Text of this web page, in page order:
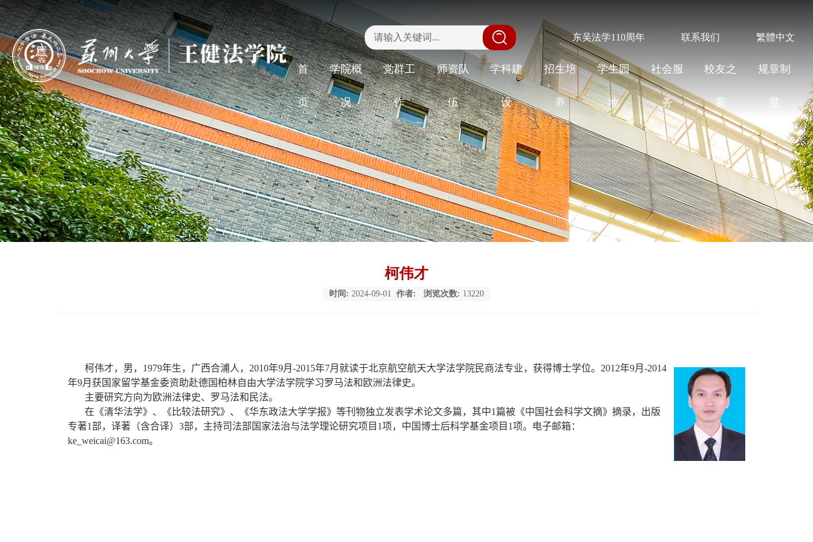
| 东吴法学110周年 联系我们 繁體中文
首
页
学院概
况
党群工
作
师资队
伍
学科建
设
招生培
养
学生园
地
社会服
务
校友之
窗
规章制
度
柯伟才
时间: 2024-09-01 作者: 浏览次数: 13220
柯伟才，男， 1979年生，广西合浦人， 2010年9月 -2015年7月就读于北京航空航天大学法学院民商法专业，获得博士学位。 2012年9月 -2014
年9月获国家留学基金委资助赴德国柏林自由大学法学院学习罗马法和欧洲法律史。
主要研究方向为欧洲法律史、罗马法和民法。
在《清华法学》、《比较法研究》、《华东政法大学学报》等刊物独立发表学术论文多篇，其中1篇被《中国社会科学文摘》摘录，出版
专著1部，译著（含合译） 3部，主持司法部国家法治与法学理论研究项目 1项，中国博士后科学基金项目 1项。电子邮箱：
ke_weicai@163.com。